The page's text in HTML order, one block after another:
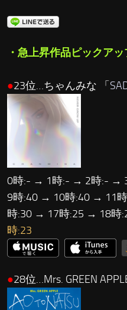
・急上昇作品ピックアッ
●23位…ちゃんみな 「
0時:- → 1時:- → 2時:- →
9時:40 → 10時:40 → 11
時:30 → 17時:25 → 18
時:23
●28位…Mrs. GREEN